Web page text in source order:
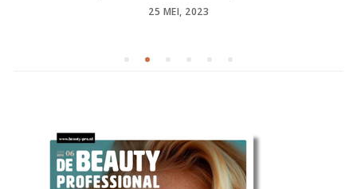
POSTED
25 MEI, 2023